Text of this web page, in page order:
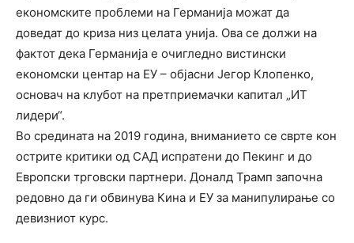
економските проблеми на Германија можат да
доведат до криза низ целата унија. Ова се должи на
фактот дека Германија е очигледно вистински
економски центар на ЕУ – објасни Јегор Клопенко,
основач на клубот на претприемачки капитал „ИТ
лидери“.
Во средината на 2019 година, вниманието се сврте кон
острите критики од САД испратени до Пекинг и до
Европски трговски партнери. Доналд Трамп започна
редовно да ги обвинува Кина и ЕУ за манипулирање со
девизниот курс.